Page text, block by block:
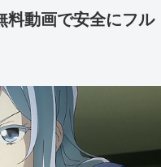
料動画で安全にフル